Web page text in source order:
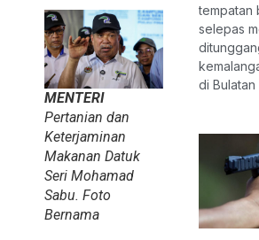
MENTERI
Pertanian dan
Keterjaminan
Makanan Datuk
Seri Mohamad
Sabu. Foto
Bernama
tempatan
selepas
di Bulatan